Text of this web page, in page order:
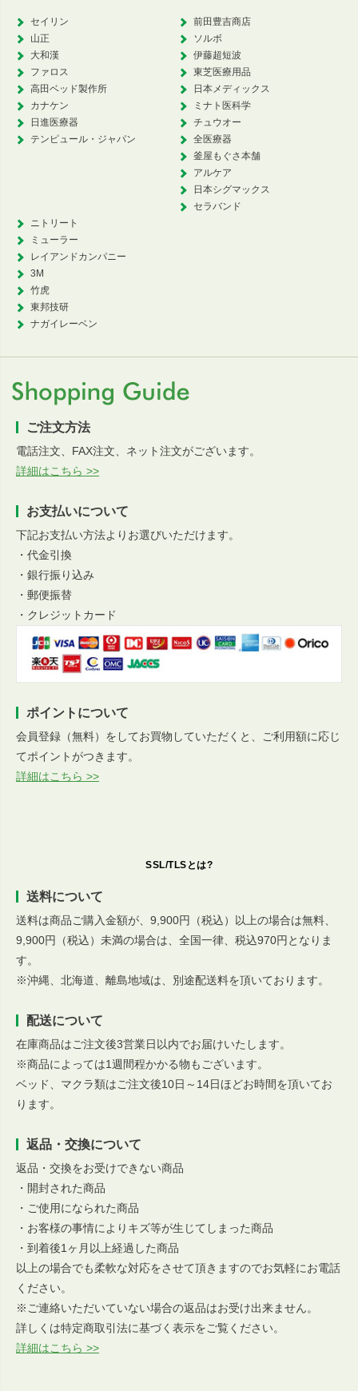
セイリン
山正
大和漢
ファロス
高田ベッド製作所
カナケン
日進医療器
テンピュール・ジャパン
前田豊吉商店
ソルボ
伊藤超短波
東芝医療用品
日本メディックス
ミナト医科学
チュウオー
全医療器
釜屋もぐさ本舗
アルケア
日本シグマックス
セラバンド
ニトリート
ミューラー
レイアンドカンパニー
3M
竹虎
東邦技研
ナガイレーベン
ご注文方法
電話注文、FAX注文、ネット注文がございます。
詳細はこちら >>
お支払いについて
下記お支払い方法よりお選びいただけます。
・代金引換
・銀行振り込み
・郵便振替
・クレジットカード
ポイントについて
会員登録（無料）をしてお買物していただくと、ご利用額に応じ
てポイントがつきます。
詳細はこちら >>
SSL/TLSとは?
送料について
送料は商品ご購入金額が、9,900円（税込）以上の場合は無料、
9,900円（税込）未満の場合は、全国一律、税込970円となりま
す。
※沖縄、北海道、離島地域は、別途配送料を頂いております。
配送について
在庫商品はご注文後3営業日以内でお届けいたします。
※商品によっては1週間程かかる物もございます。
ベッド、マクラ類はご注文後10日～14日ほどお時間を頂いてお
ります。
返品・交換について
返品・交換をお受けできない商品
・開封された商品
・ご使用になられた商品
・お客様の事情によりキズ等が生じてしまった商品
・到着後1ヶ月以上経過した商品
以上の場合でも柔軟な対応をさせて頂きますのでお気軽にお電話
ください。
※ご連絡いただいていない場合の返品はお受け出来ません。
詳しくは特定商取引法に基づく表示をご覧ください。
詳細はこちら >>